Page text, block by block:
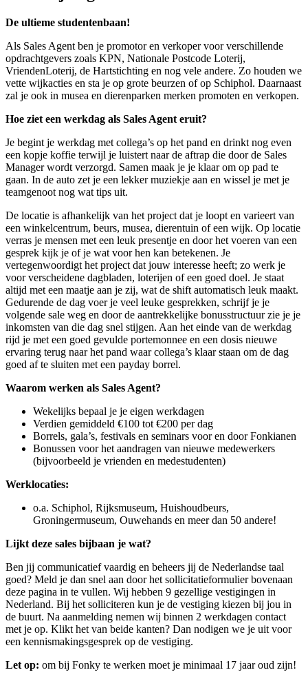
De ultieme studentenbaan!
Als Sales Agent ben je promotor en verkoper voor verschillende
opdrachtgevers zoals KPN, Nationale Postcode Loterij,
VriendenLoterij, de Hartstichting en nog vele andere. Zo houden we
vette wijkacties en sta je op grote beurzen of op Schiphol. Daarnaast
zal je ook in musea en dierenparken merken promoten en verkopen.
Hoe ziet een werkdag als Sales Agent eruit?
Je begint je werkdag met collega’s op het pand en drinkt nog even
een kopje koffie terwijl je luistert naar de aftrap die door de Sales
Manager wordt verzorgd. Samen maak je je klaar om op pad te
gaan. In de auto zet je een lekker muziekje aan en wissel je met je
teamgenoot nog wat tips uit.
De locatie is afhankelijk van het project dat je loopt en varieert van
een winkelcentrum, beurs, musea, dierentuin of een wijk. Op locatie
verras je mensen met een leuk presentje en door het voeren van een
gesprek kijk je of je wat voor hen kan betekenen. Je
vertegenwoordigt het project dat jouw interesse heeft; zo werk je
voor verscheidene dagbladen, loterijen of een goed doel. Je staat
altijd met een maatje aan je zij, wat de shift automatisch leuk maakt.
Gedurende de dag voer je veel leuke gesprekken, schrijf je je
volgende sale weg en door de aantrekkelijke bonusstructuur zie je je
inkomsten van die dag snel stijgen. Aan het einde van de werkdag
rijd je met een goed gevulde portemonnee en een dosis nieuwe
ervaring terug naar het pand waar collega’s klaar staan om de dag
goed af te sluiten met een payday borrel.
Waarom werken als Sales Agent?
Wekelijks bepaal je je eigen werkdagen
Verdien gemiddeld €100 tot €200 per dag
Borrels, gala’s, festivals en seminars voor en door Fonkianen
Bonussen voor het aandragen van nieuwe medewerkers
(bijvoorbeeld je vrienden en medestudenten)
Werklocaties:
o.a. Schiphol, Rijksmuseum, Huishoudbeurs,
Groningermuseum, Ouwehands en meer dan 50 andere!
Lijkt deze sales bijbaan je wat?
Ben jij communicatief vaardig en beheers jij de Nederlandse taal
goed? Meld je dan snel aan door het sollicitatieformulier bovenaan
deze pagina in te vullen. Wij hebben 9 gezellige vestigingen in
Nederland. Bij het solliciteren kun je de vestiging kiezen bij jou in
de buurt. Na aanmelding nemen wij binnen 2 werkdagen contact
met je op. Klikt het van beide kanten? Dan nodigen we je uit voor
een kennismakingsgesprek op de vestiging.
Let op: om bij Fonky te werken moet je minimaal 17 jaar oud zijn!